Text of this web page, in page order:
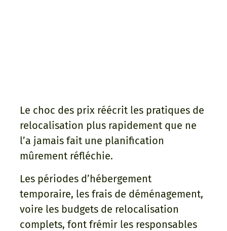
Le choc des prix réécrit les pratiques de
relocalisation plus rapidement que ne
l’a jamais fait une planification
mûrement réfléchie.
Les périodes d’hébergement
temporaire, les frais de déménagement,
voire les budgets de relocalisation
complets, font frémir les responsables